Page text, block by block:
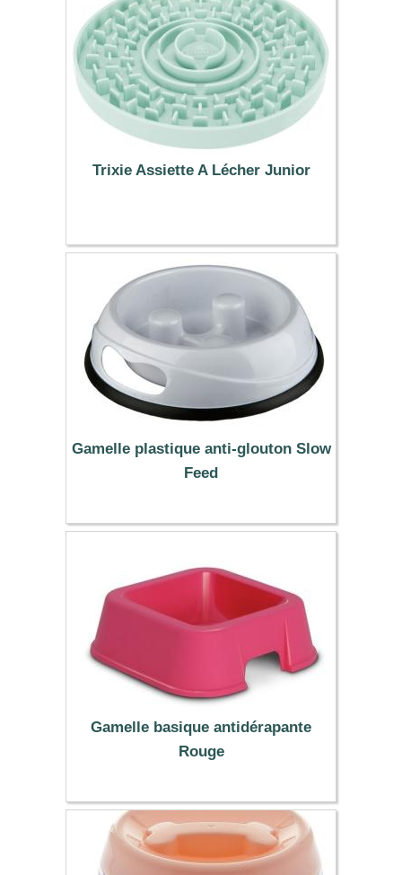
Trixie Assiette A Lécher Junior
4.19 €
Gamelle plastique anti-glouton Slow
Feed
5.99 €
Gamelle basique antidérapante
Rouge
1.99 €